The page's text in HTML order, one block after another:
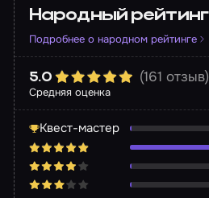
Народный рейтинг
Подробнее о народном рейтинге
Средняя оценка
5.0 (161 отзыв)
Квест-мастер